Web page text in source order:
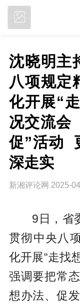
沈晓明主
八项规定
化开展“
况交流会
促”活动
深走实
新湘评论网 2025-
9日，省
贯彻中央八
化开展“走找
强调要把常
想办法、促